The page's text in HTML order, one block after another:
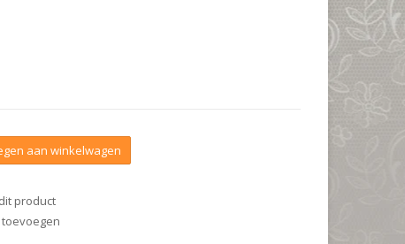
aan winkelwagen
product